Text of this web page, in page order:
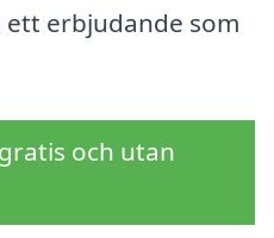
erbjudande som
och utan